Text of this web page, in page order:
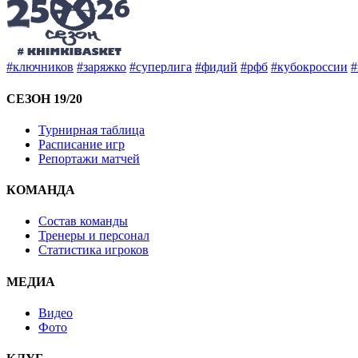
#ключников #заряжко #суперлига #фидий #рфб #кубокроссии
СЕЗОН 19/20
Турнирная таблица
Расписание игр
Репортажи матчей
КОМАНДА
Состав команды
Тренеры и персонал
Статистика игроков
МЕДИА
Видео
Фото